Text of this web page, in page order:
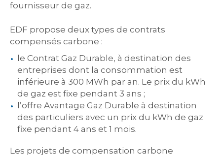
fournisseur de gaz.
EDF propose deux types de contrats
compensés carbone :
le Contrat Gaz Durable, à destination des
entreprises dont la consommation est
inférieure à 300 MWh par an. Le prix du kWh
de gaz est fixe pendant 3 ans ;
l’offre Avantage Gaz Durable à destination
des particuliers avec un prix du kWh de gaz
fixe pendant 4 ans et 1 mois.
Les projets de compensation carbone